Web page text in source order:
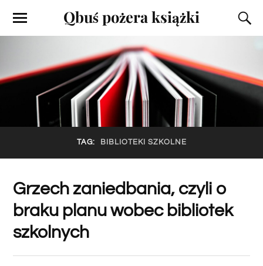
Qbuś pożera książki
TAG: BIBLIOTEKI SZKOLNE
Grzech zaniedbania, czyli o
braku planu wobec bibliotek
szkolnych